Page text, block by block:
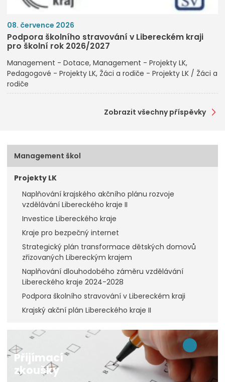
08. července 2026
Podpora školního stravování v Libereckém kraji
pro školní rok 2026/2027
Management - Dotace Management - Projekty LK
Pedagogové - Projekty LK Žáci a rodiče - Projekty LK / Žáci a
rodiče
Zobrazit všechny příspěvky
Management škol
Projekty LK
Naplňování krajského akčního plánu rozvoje
vzdělávání Libereckého kraje II
Investice Libereckého kraje
Kraje pro bezpečný internet
Strategický plán transformace dětských domovů
zřizovaných Libereckým krajem
Naplňování dlouhodobého záměru vzdělávání
Libereckého kraje 2024-2028
Podpora školního stravování v Libereckém kraji
Krajský akční plán Libereckého kraje II
Přijímací
zkoušky